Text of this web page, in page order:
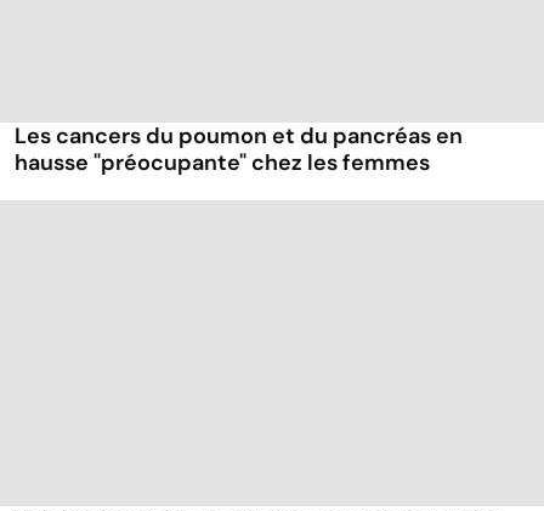
Les cancers du poumon et du pancréas en
hausse "préocupante" chez les femmes